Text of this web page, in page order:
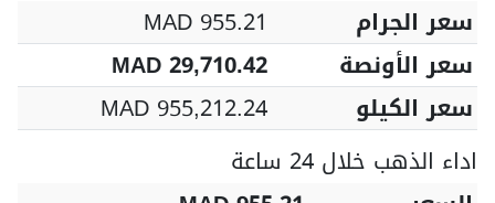
سعر الجرام
MAD 955.21
سعر الأونصة
MAD 29,710.42
سعر الكيلو
MAD 955,212.24
اداء الذهب خلال 24 ساعة